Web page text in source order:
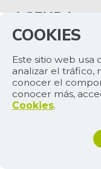
AGENDA
La 67ª
las Flores
COOKIES
Este sitio web usa
analizar el tráfico,
conocer el
conocer más,
Cookies.